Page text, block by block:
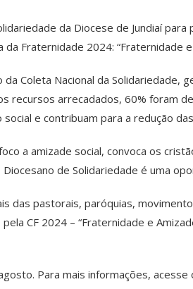
da Diocese de Jundiaí
Fraternidade 2024: “Fraternidade e
Coleta Nacional da
recursos arrecadados, 60% foram
e contribuam para a redução
a amizade social, convoca os
de Solidariedade é uma
das pastorais, paróquias,
CF 2024 – “Fraternidade e
Para mais informações, acesse